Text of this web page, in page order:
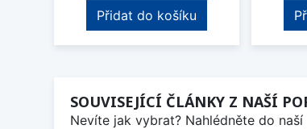
Přidat do košíku
SOUVISEJÍCÍ ČLÁNKY Z NAŠÍ
Nevíte jak vybrat? Nahlédněte do